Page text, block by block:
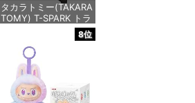
タカラトミー(TAKARA
TOMY) T-SPARK トラ
ンスフォーマー ミッシ
ングリンク D-01 サウ
ンドウェーブ 可動フィ
ギュア
価格：¥24,610
8位